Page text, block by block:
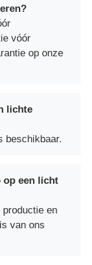
vóór
op onze
lichte
beschikbaar.
op een licht
en
van ons